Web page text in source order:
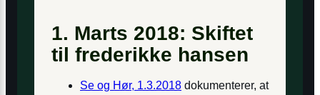
1. Marts 2018: Skiftet
til frederikke hansen
Se og Hør, 1.3.2018 dokumenterer, at